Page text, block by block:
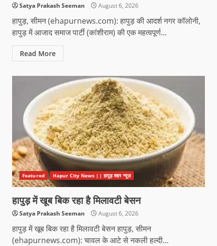
Satya Prakash Seeman August 6, 2026
हापुड़, सीमन (ehapurnews.com): हापुड़ की आदर्श नगर कॉलोनी,
हापुड़ में आजाद समाज पार्टी (कांशीराम) की एक महत्वपूर्ण...
Read More
Featured Hapur City News || हापुड़ शहर न्यूज़
हापुड़ में खूब बिक रहा है मिलावटी बेसन
Satya Prakash Seeman August 6, 2026
हापुड़ में खूब बिक रहा है मिलावटी बेसन हापुड़, सीमन
(ehapurnews.com): चावल के आटे से नकली हल्दी...